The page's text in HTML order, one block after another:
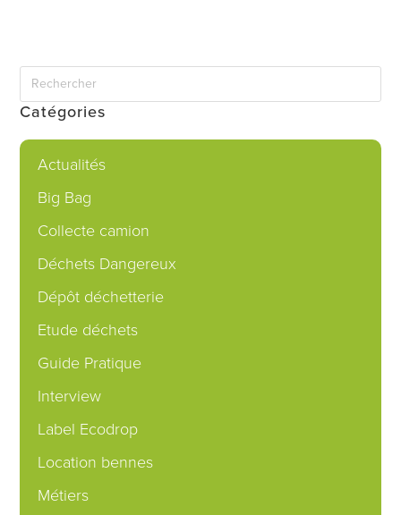
Catégories
Actualités
Big Bag
Collecte camion
Déchets Dangereux
Dépôt déchetterie
Etude déchets
Guide Pratique
Interview
Label Ecodrop
Location bennes
Métiers